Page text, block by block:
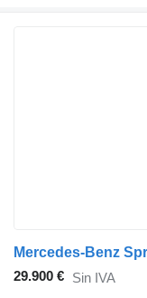
Mercedes-Benz
29.900 € Sin IVA